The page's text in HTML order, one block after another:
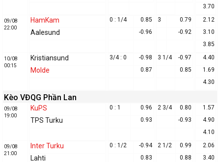
3.70
09/08
22:00
HamKam
Aalesund
0 : 1/4
0.85
-0.96
3
0.79
-0.92
2.12
3.10
3.85
10/08
00:15
Kristiansund
Molde
3/4 : 0
-0.98
0.87
3 1/4
-0.97
0.85
4.40
1.69
4.30
Kèo VĐQG Phần Lan
09/08
19:00
KuPS
TPS Turku
0 : 1
0.96
0.93
2 3/4
0.80
-0.93
1.57
4.90
4.10
09/08
21:00
Inter Turku
Lahti
0 : 1/2
-0.94
0.83
2 1/2
0.99
0.88
2.06
3.40